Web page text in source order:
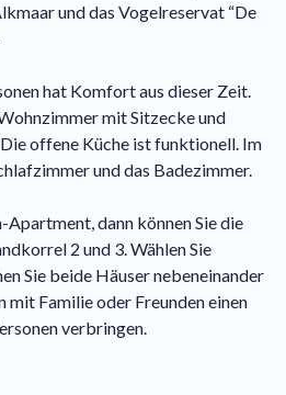
und das Vogelreservat “De
hat Komfort aus dieser Zeit.
mit Sitzecke und
offene Küche ist funktionell. Im
und das Badezimmer.
Apartment, dann können Sie die
2 und 3. Wählen Sie
Sie beide Häuser nebeneinander
mit Familie oder Freunden einen
verbringen.